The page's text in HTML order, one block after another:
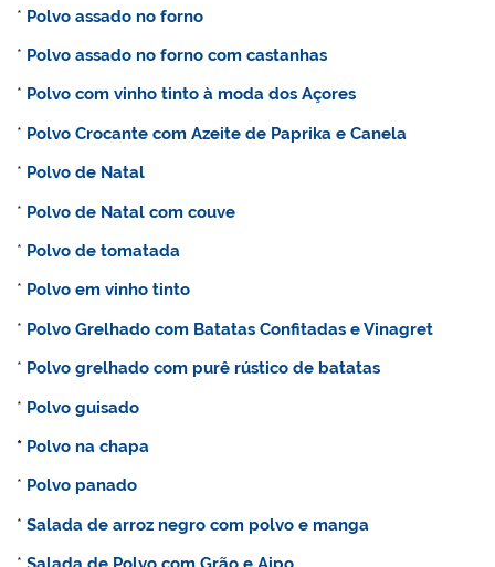
* Polvo assado no forno
* Polvo assado no forno com castanhas
* Polvo com vinho tinto à moda dos Açores
* Polvo Crocante com Azeite de Paprika e Canela
* Polvo de Natal
* Polvo de Natal com couve
* Polvo de tomatada
* Polvo em vinho tinto
* Polvo Grelhado com Batatas Confitadas e Vinagret
* Polvo grelhado com purê rústico de batatas
* Polvo guisado
* Polvo na chapa
* Polvo panado
*Salada de arroz negro com polvo e manga